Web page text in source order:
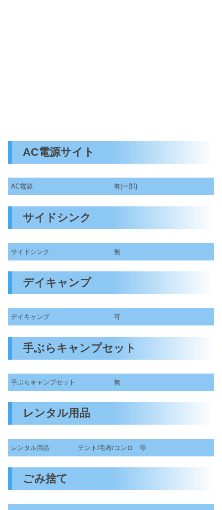
AC電源サイト
AC電源 有(一部)
サイドシンク
サイドシンク 無
デイキャンプ
デイキャンプ 可
手ぶらキャンプセット
手ぶらキャンプセット 無
レンタル用品
レンタル用品 テント/毛布/コンロ 等
ごみ捨て